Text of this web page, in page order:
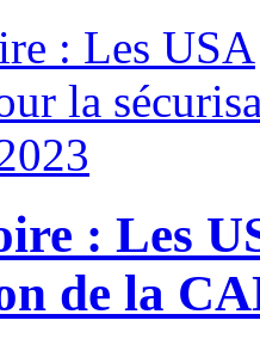
: Les
de la